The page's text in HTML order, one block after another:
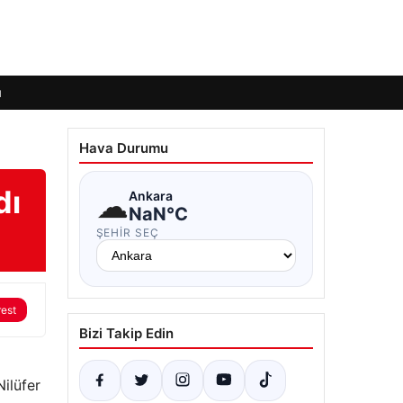
Hava Durumu
☁Ankara
NaN°C
ŞEHIR SEÇ
Bizi Takip Edin